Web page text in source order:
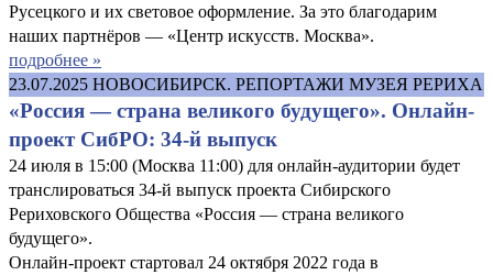
Русецкого и их световое оформление. За это благодарим
наших партнёров — «Центр искусств. Москва».
подробнее »
23.07.2025 НОВОСИБИРСК. РЕПОРТАЖИ МУЗЕЯ РЕРИХА
«Россия — страна великого будущего». Онлайн-
проект СибРО: 34-й выпуск
24 июля в 15:00 (Москва 11:00) для онлайн-аудитории будет
транслироваться 34-й выпуск проекта Сибирского
Рериховского Общества «Россия — страна великого
будущего».
Онлайн-проект стартовал 24 октября 2022 года в